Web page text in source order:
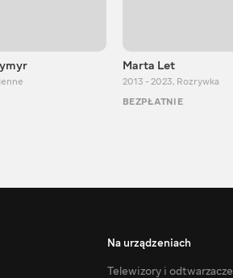
Marta Let
2013 - 2023, Rozrywka
BEZPŁATNIE
Na urządzeniach
Telewizory i odtwarzacze